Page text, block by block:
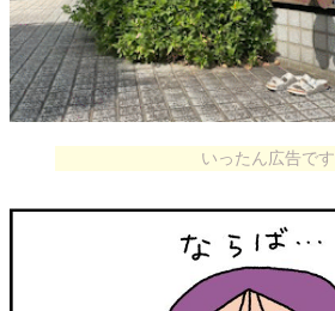
いったん広告です